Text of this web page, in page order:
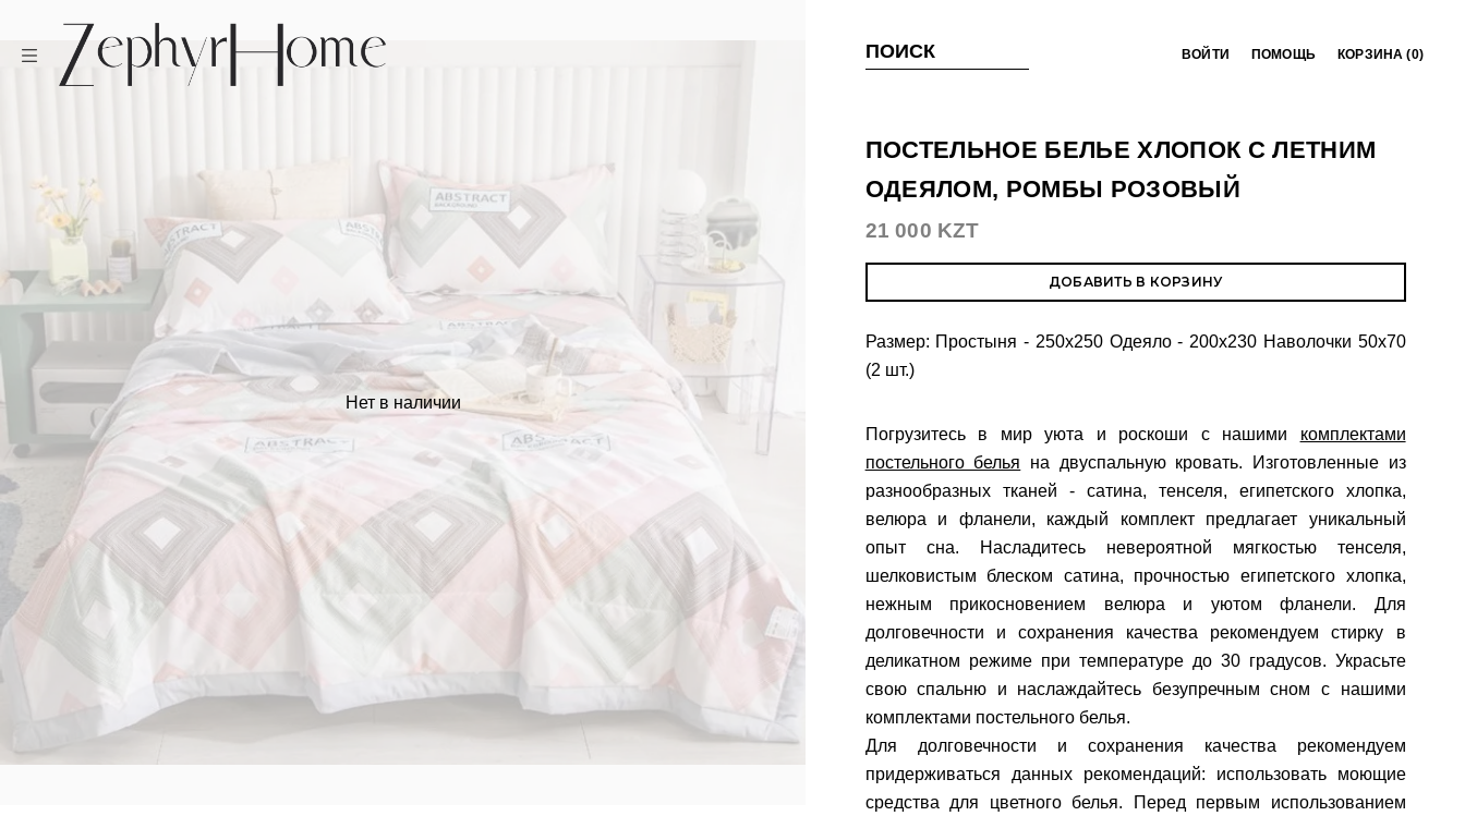
ПОИСК ВОЙТИ ПОМОЩЬ КОРЗИНА (0)
Нет в наличии
ПОСТЕЛЬНОЕ БЕЛЬЕ ХЛОПОК С ЛЕТНИМ
ОДЕЯЛОМ, РОМБЫ РОЗОВЫЙ
21 000 KZT
ДОБАВИТЬ В КОРЗИНУ
Размер: Простыня - 250х250 Одеяло - 200х230 Наволочки 50х70
(2 шт.)
Погрузитесь в мир уюта и роскоши с нашими комплектами
постельного белья на двуспальную кровать. Изготовленные из
разнообразных тканей - сатина, тенселя, египетского хлопка,
велюра и фланели, каждый комплект предлагает уникальный
опыт сна. Насладитесь невероятной мягкостью тенселя,
шелковистым блеском сатина, прочностью египетского хлопка,
нежным прикосновением велюра и уютом фланели. Для
долговечности и сохранения качества рекомендуем стирку в
деликатном режиме при температуре до 30 градусов. Украсьте
свою спальню и наслаждайтесь безупречным сном с нашими
комплектами постельного белья.
Для долговечности и сохранения качества рекомендуем
придерживаться данных рекомендаций: использовать моющие
средства для цветного белья. Перед первым использованием